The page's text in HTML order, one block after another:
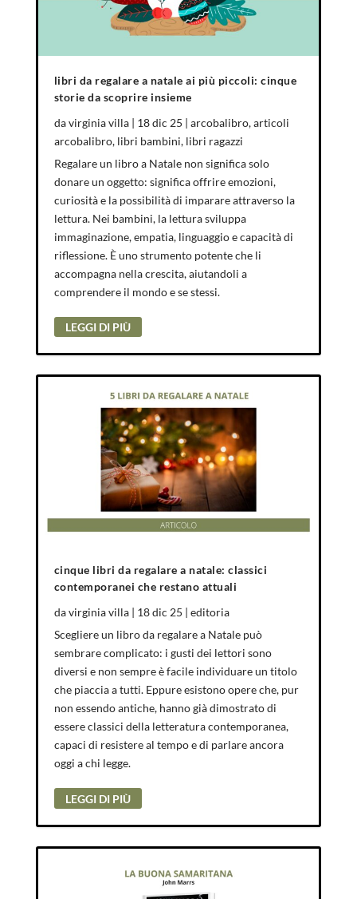
libri da regalare a natale ai più piccoli: cinque
storie da scoprire insieme
davirginia villa| 18 dic 25 | arcobalibro,articoli
arcobalibro, libri bambini, libri ragazzi
Regalare un libro a Natale non significa solo
donare un oggetto: significa offrire emozioni,
curiosità e la possibilità di imparare attraverso la
lettura. Nei bambini, la lettura sviluppa
immaginazione, empatia, linguaggio e capacità di
riflessione. È uno strumento potente che li
accompagna nella crescita, aiutandoli a
comprendere il mondo e se stessi.
LEGGI DI PIÙ
cinque libri da regalare a natale: classici
contemporanei che restano attuali
davirginia villa| 18 dic 25 | editoria
Scegliere un libro da regalare a Natale può
sembrare complicato: i gusti dei lettori sono
diversi e non sempre è facile individuare un titolo
che piaccia a tutti. Eppure esistono opere che, pur
non essendo antiche, hanno già dimostrato di
essere classici della letteratura contemporanea,
capaci di resistere al tempo e di parlare ancora
oggi a chi legge.
LEGGI DI PIÙ